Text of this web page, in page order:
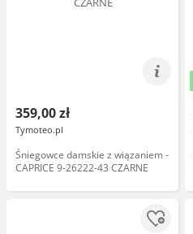
359,00 zł
Tymoteo.pl
Śniegowce damskie z wiązaniem -
CAPRICE 9-26222-43 CZARNE